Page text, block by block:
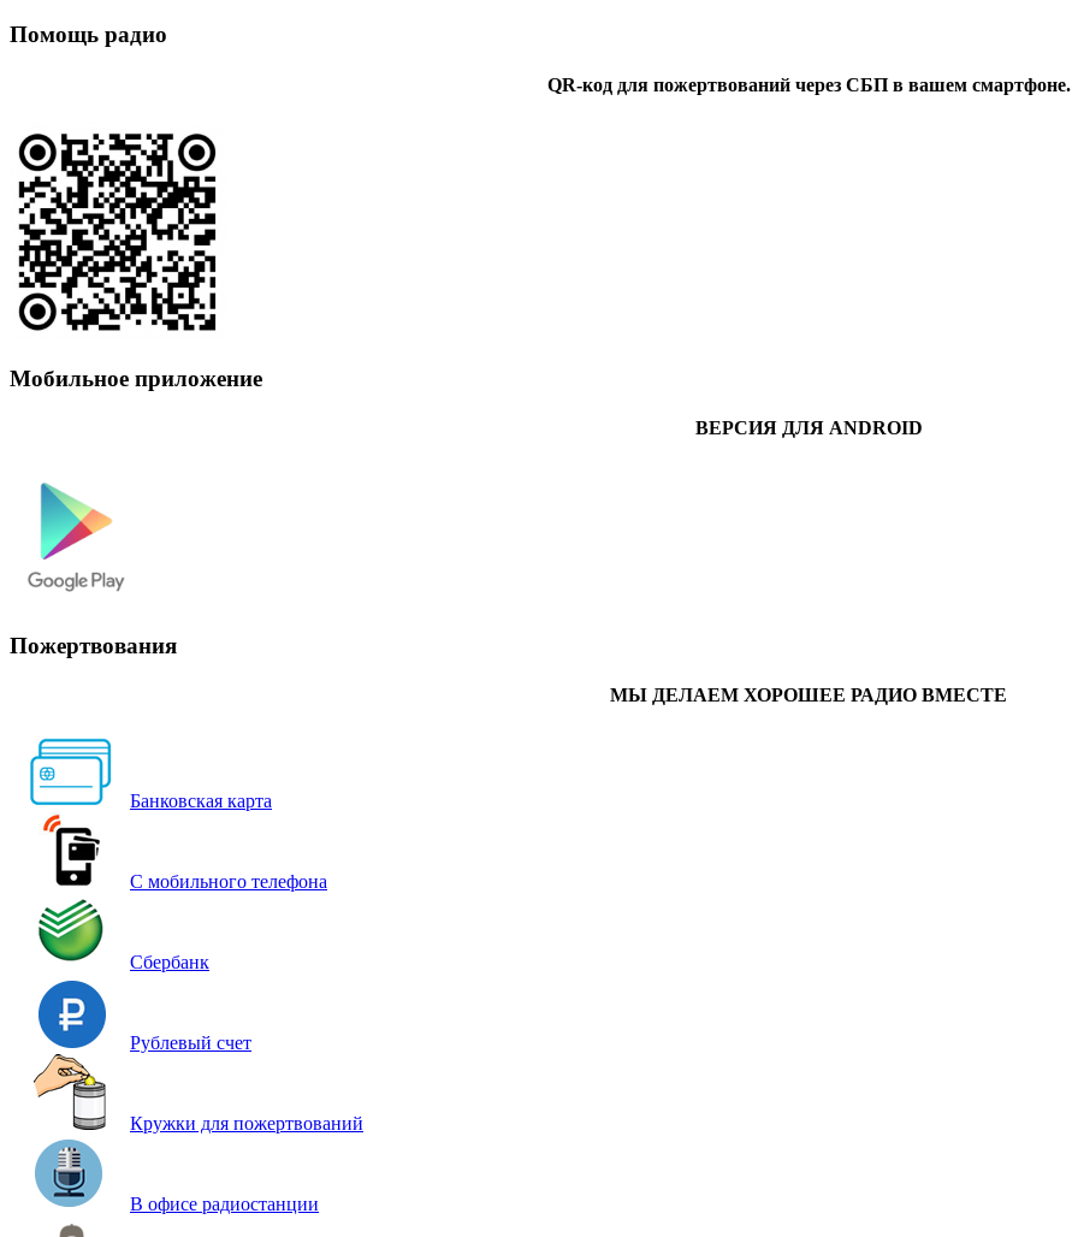
Помощь радио
QR-код для пожертвований через СБП в вашем смартфоне.
Мобильное приложение
ВЕРСИЯ ДЛЯ ANDROID
Пожертвования
МЫ ДЕЛАЕМ ХОРОШЕЕ РАДИО ВМЕСТЕ
Банковская карта
С мобильного телефона
Сбербанк
Рублевый счет
Кружки для пожертвований
В офисе радиостанции